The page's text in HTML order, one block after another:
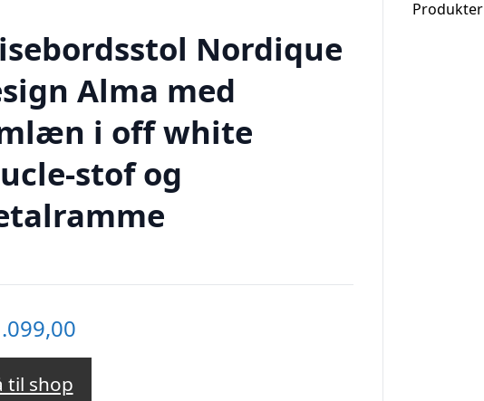
Nordique
Alma med
i off white
stof og
til shop
Produkter